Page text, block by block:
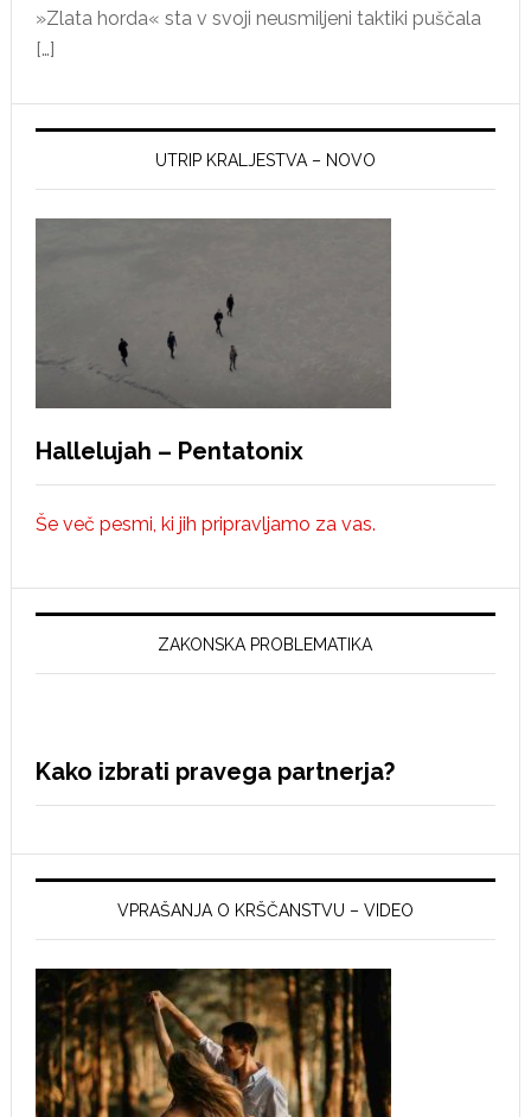
»Zlata horda« sta v svoji neusmiljeni taktiki puščala
[…]
UTRIP KRALJESTVA – NOVO
Hallelujah – Pentatonix
Še več pesmi, ki jih pripravljamo za vas.
ZAKONSKA PROBLEMATIKA
Kako izbrati pravega partnerja?
VPRAŠANJA O KRŠČANSTVU – VIDEO